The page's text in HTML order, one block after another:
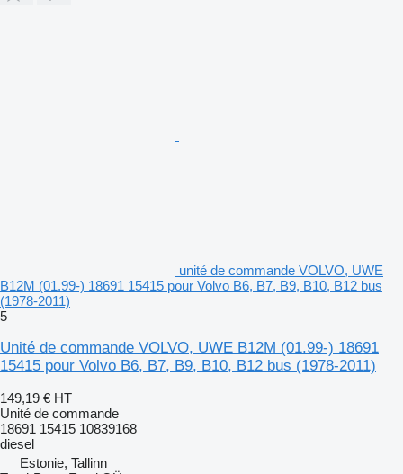
unité de commande VOLVO, UWE
B12M (01.99-) 18691 15415 pour Volvo B6, B7, B9, B10, B12 bus
(1978-2011)
5
Unité de commande VOLVO, UWE B12M (01.99-) 18691
15415 pour Volvo B6, B7, B9, B10, B12 bus (1978-2011)
149,19 € HT
Unité de commande
18691 15415 10839168
diesel
Estonie, Tallinn